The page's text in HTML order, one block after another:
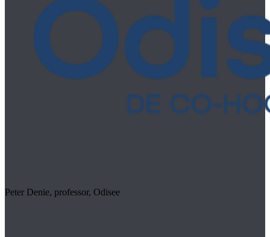
Peter Denie, professor, Odisee